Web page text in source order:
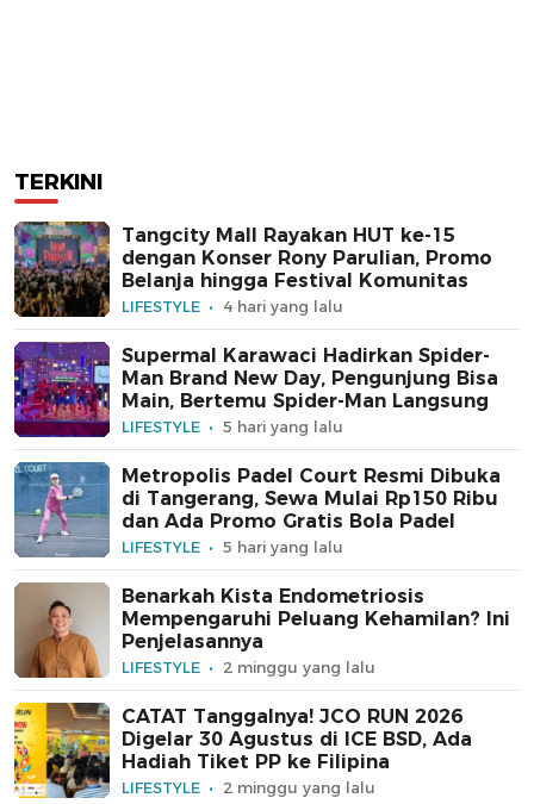
TERKINI
Tangcity Mall Rayakan HUT ke-15
dengan Konser Rony Parulian, Promo
Belanja hingga Festival Komunitas
LIFESTYLE 4 hari yang lalu
Supermal Karawaci Hadirkan Spider-
Man Brand New Day, Pengunjung Bisa
Main, Bertemu Spider-Man Langsung
LIFESTYLE 5 hari yang lalu
Metropolis Padel Court Resmi Dibuka
di Tangerang, Sewa Mulai Rp150 Ribu
dan Ada Promo Gratis Bola Padel
LIFESTYLE 5 hari yang lalu
Benarkah Kista Endometriosis
Mempengaruhi Peluang Kehamilan? Ini
Penjelasannya
LIFESTYLE 2 minggu yang lalu
CATAT Tanggalnya! JCO RUN 2026
Digelar 30 Agustus di ICE BSD, Ada
Hadiah Tiket PP ke Filipina
LIFESTYLE 2 minggu yang lalu